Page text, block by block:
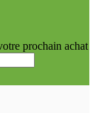
prochain achat